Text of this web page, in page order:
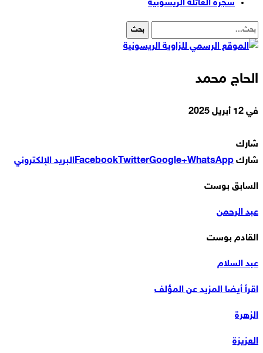
شجرة العائلة الريسونية
الحاج محمد
في 12 أبريل 2025
شارك
شارك
FacebookTwitterGoogle+WhatsApp البريد الإلكتروني
السابق بوست
عبد الرحمن
القادم بوست
عبد السلام
اقرأ أيضا المزيد عن المؤلف
الزهرة
العزيزة